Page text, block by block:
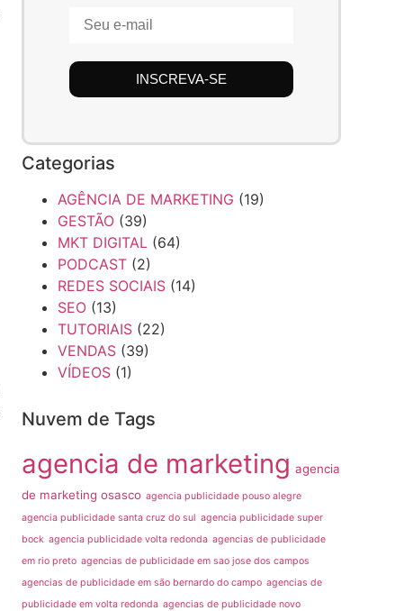
INSCREVA-SE
Categorias
AGÊNCIA DE MARKETING (19)
GESTÃO(39)
MKT DIGITAL (64)
PODCAST(2)
REDES SOCIAIS(14)
SEO(13)
TUTORIAIS(22)
VENDAS(39)
VÍDEOS(1)
Nuvem de Tags
agencia de marketing agencia
de marketing osasco agencia publicidade pouso alegre
agencia publicidade santa cruz do sul agencia publicidade super
bock agencia publicidade volta redonda agencias de publicidade
em rio preto agencias de publicidade em sao jose dos campos
agencias de publicidade em são bernardo do campo agencias de
publicidade em volta redonda agencias de publicidade novo